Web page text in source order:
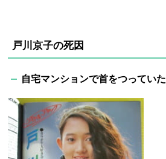
戸川京子の死因
自宅マンションで首をつっていた